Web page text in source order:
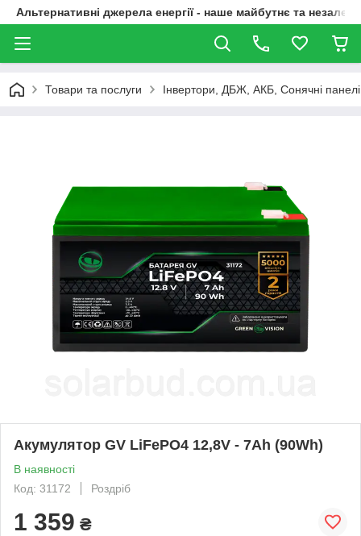
Альтернативні джерела енергії - наше майбутнє та
Товари та послуги Інвертори, ДБЖ, АКБ, Сонячні
Акумулятор GV LiFePO4 12,8V - 7Ah (90Wh)
В наявності
Код: 31172
Роздріб
1 359 ₴